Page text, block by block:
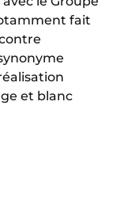
fait
et blanc